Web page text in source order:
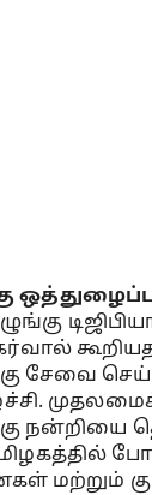
சேவை
நன்றியை
மற்றும்